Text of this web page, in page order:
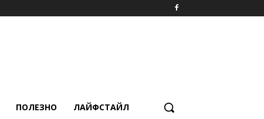
ПОЛЕЗНО ЛАЙФСТАЙЛ